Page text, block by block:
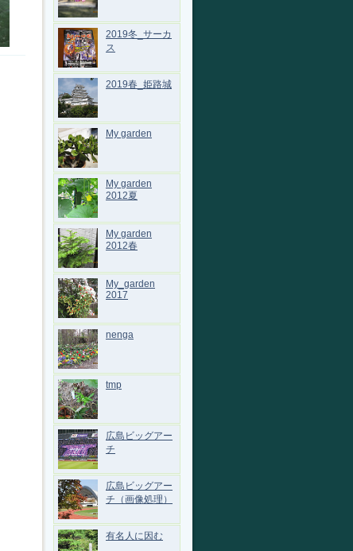
2019冬_サーカ
ス
2019春_姫路城
My garden
My garden
2012夏
My garden
2012春
My_garden
2017
nenga
tmp
広島ビッグアー
チ
広島ビッグアー
チ（画像処理）
有名人に因む